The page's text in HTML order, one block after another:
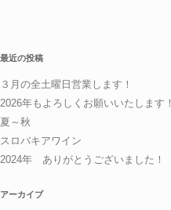
最近の投稿
３月の全土曜日営業します！
2026年もよろしくお願いいたします！
夏～秋
スロバキアワイン
2024年 ありがとうございました！
アーカイブ